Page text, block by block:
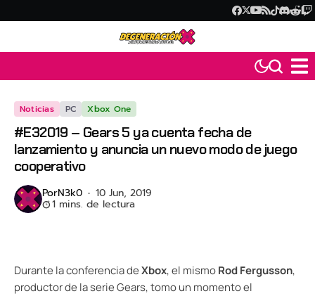
Noticias PC Xbox One
#E32019 – Gears 5 ya cuenta fecha de
lanzamiento y anuncia un nuevo modo de juego
cooperativo
PorN3k0 10 Jun, 2019
1 mins. de lectura
Durante la conferencia deXbox, el mismoRod Fergusson,
productor de la serie Gears, tomo un momento el